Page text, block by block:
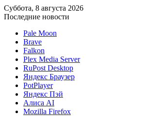
Суббота, 8 августа 2026
Последние новости
Pale Moon
Brave
Falkon
Plex Media Server
RuPost Desktop
Яндекс Браузер
PotPlayer
Яндекс Пэй
Алиса AI
Mozilla Firefox